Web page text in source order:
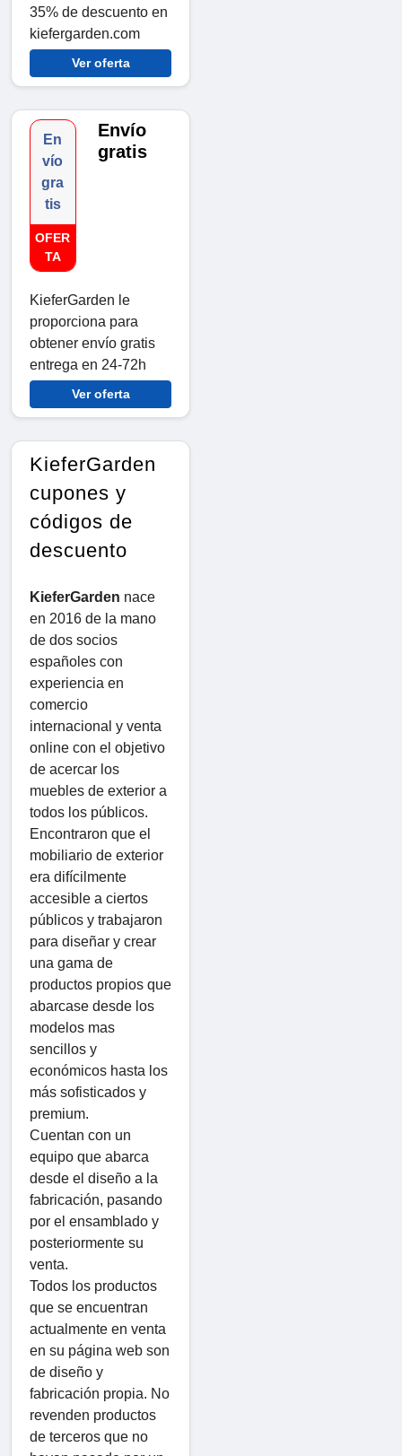
35% de descuento en
kiefergarden.com
Ver oferta
En
vío
gra
tis
OFER
TA
Envío
gratis
KieferGarden le
proporciona para
obtener envío gratis
entrega en 24-72h
Ver oferta
KieferGarden
cupones y
códigos de
descuento
KieferGarden nace
en 2016 de la mano
de dos socios
españoles con
experiencia en
comercio
internacional y venta
online con el objetivo
de acercar los
muebles de exterior a
todos los públicos.
Encontraron que el
mobiliario de exterior
era difícilmente
accesible a ciertos
públicos y trabajaron
para diseñar y crear
una gama de
productos propios que
abarcase desde los
modelos mas
sencillos y
económicos hasta los
más sofisticados y
premium.
Cuentan con un
equipo que abarca
desde el diseño a la
fabricación, pasando
por el ensamblado y
posteriormente su
venta.
Todos los productos
que se encuentran
actualmente en venta
en su página web son
de diseño y
fabricación propia. No
revenden productos
de terceros que no